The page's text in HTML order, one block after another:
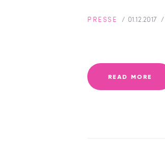
PRESSE 01.12.2017
READ MORE